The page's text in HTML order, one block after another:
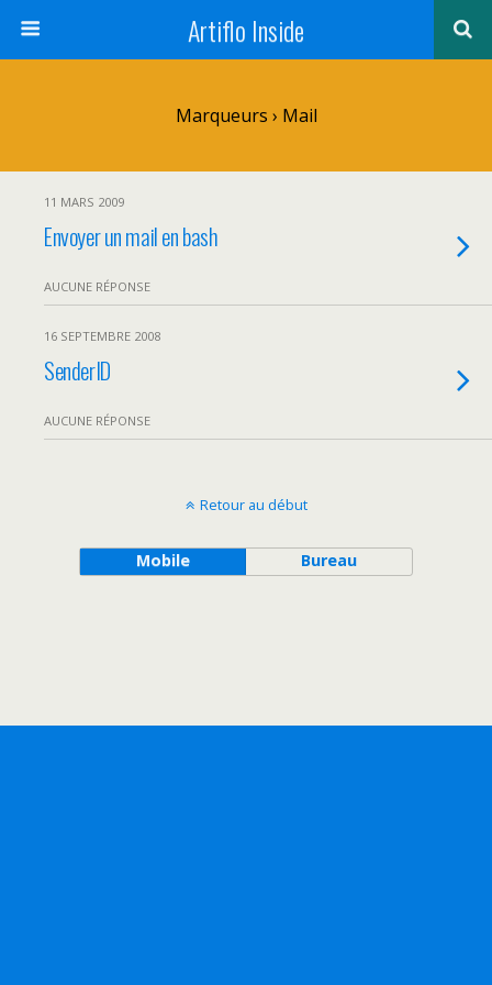
Artiflo Inside
Marqueurs › Mail
11 MARS 2009
Envoyer un mail en bash
AUCUNE RÉPONSE
16 SEPTEMBRE 2008
SenderID
AUCUNE RÉPONSE
Retour au début
Mobile Bureau